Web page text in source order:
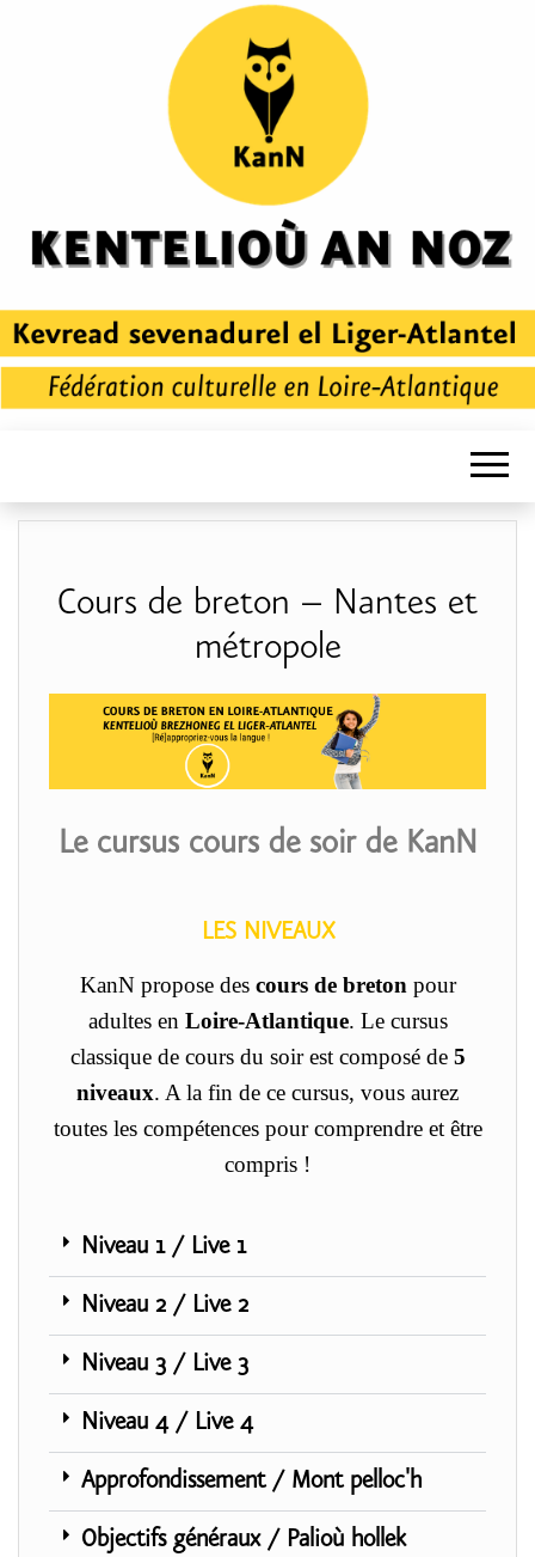
Cours de breton – Nantes et
métropole
Le cursus cours de soir de KanN
LES NIVEAUX
KanN propose des cours de bretonpour
adultes en Loire-Atlantique. Le cursus
classique de cours du soir est composé de 5
niveaux. A la fin de ce cursus, vous aurez
toutes les compétences pour comprendre et être
compris !
Niveau 1 / Live 1
Niveau 2 / Live 2
Niveau 3 / Live 3
Niveau 4 / Live 4
Approfondissement / Mont pelloc'h
Objectifs généraux / Palioù hollek